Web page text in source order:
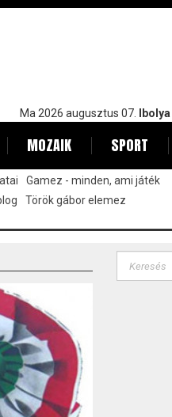
Ma 2026 augusztus 07. Ibolya
MOZAIK SPORT
Gamez - minden, ami játék
Török gábor elemez